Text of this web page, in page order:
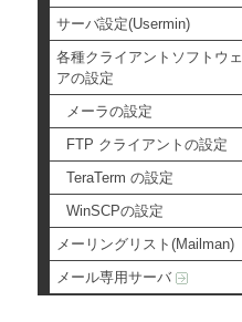
サーバ設定(Usermin)
各種クライアントソフトウェ
アの設定
メーラの設定
FTP クライアントの設定
TeraTerm の設定
WinSCPの設定
メーリングリスト(Mailman)
メール専用サーバ